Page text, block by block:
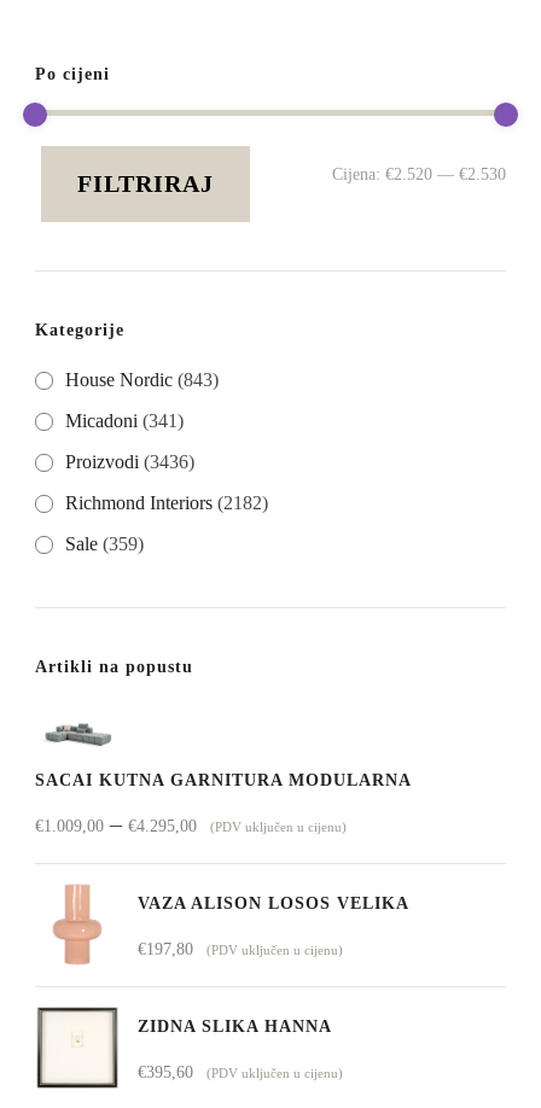
Po cijeni
Min
FILTRIRAJ Cijena: €2.520 — €2.530
Kategorije
House Nordic (843)
Micadoni (341)
Proizvodi (3436)
Richmond Interiors (2182)
Sale (359)
Artikli na popustu
SACAI KUTNA GARNITURA MODULARNA
€1.009,00 – €4.295,00Raspon
cijena:
od
(PDV uključen u cijenu)
VAZA ALISON LOSOS VELIKA
€197,80 (PDV uključen u cijenu)
ZIDNA SLIKA HANNA
€395,60 (PDV uključen u cijenu)